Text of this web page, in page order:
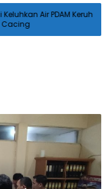
Air PDAM Keruh